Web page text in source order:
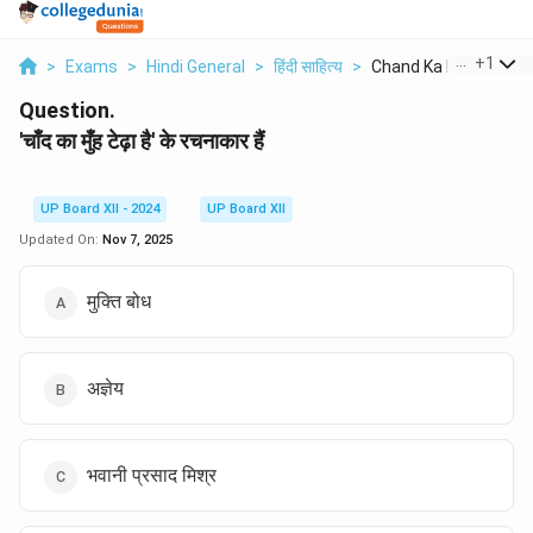
> Exams > Hindi General > हिंदी साहित्य > Chand Ka Munh
+1
Question.
'चाँद का मुँह टेढ़ा है' के रचनाकार हैं
UP Board XII - 2024
UP Board XII
Updated On: Nov 7, 2025
मुक्ति बोध
अज्ञेय
भवानी प्रसाद मिश्र